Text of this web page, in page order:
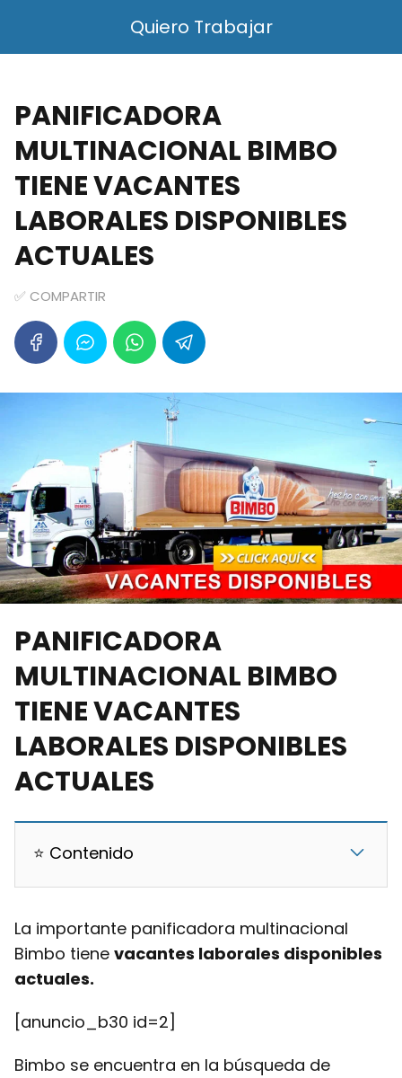
Quiero Trabajar
PANIFICADORA
MULTINACIONAL BIMBO
TIENE VACANTES
LABORALES DISPONIBLES
ACTUALES
✅ COMPARTIR
PANIFICADORA
MULTINACIONAL BIMBO
TIENE VACANTES
LABORALES DISPONIBLES
ACTUALES
⭐ Contenido
La importante panificadora multinacional
Bimbo tiene vacantes laborales disponibles
actuales.
[anuncio_b30 id=2]
Bimbo se encuentra en la búsqueda de